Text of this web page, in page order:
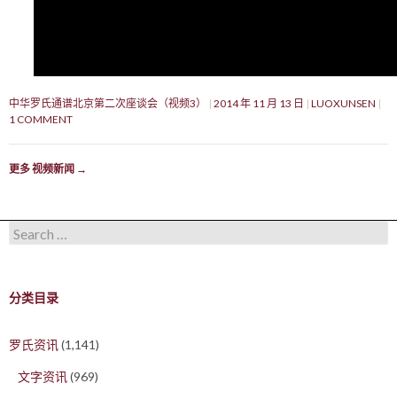
中华罗氏通谱北京第二次座谈会（视频3） 2014 年 11 月 13 日
LUOXUNSEN
1 COMMENT
更多 视频新闻 →
Search for:
分类目录
罗氏资讯(1,141)
文字资讯(969)